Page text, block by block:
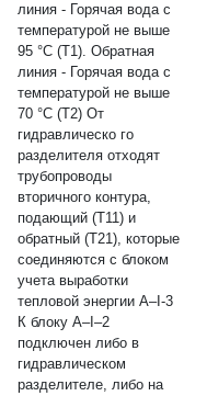
линия - Горячая вода с
температурой не выше
95 °С (Т1). Обратная
линия - Горячая вода с
температурой не выше
70 °С (Т2) От
гидравлическо го
разделителя отходят
трубопроводы
вторичного контура,
подающий (Т11) и
обратный (Т21), которые
соединяются с блоком
учета выработки
тепловой энергии A–I-3
К блоку A–I–2
подключен либо в
гидравлическом
разделителе, либо на